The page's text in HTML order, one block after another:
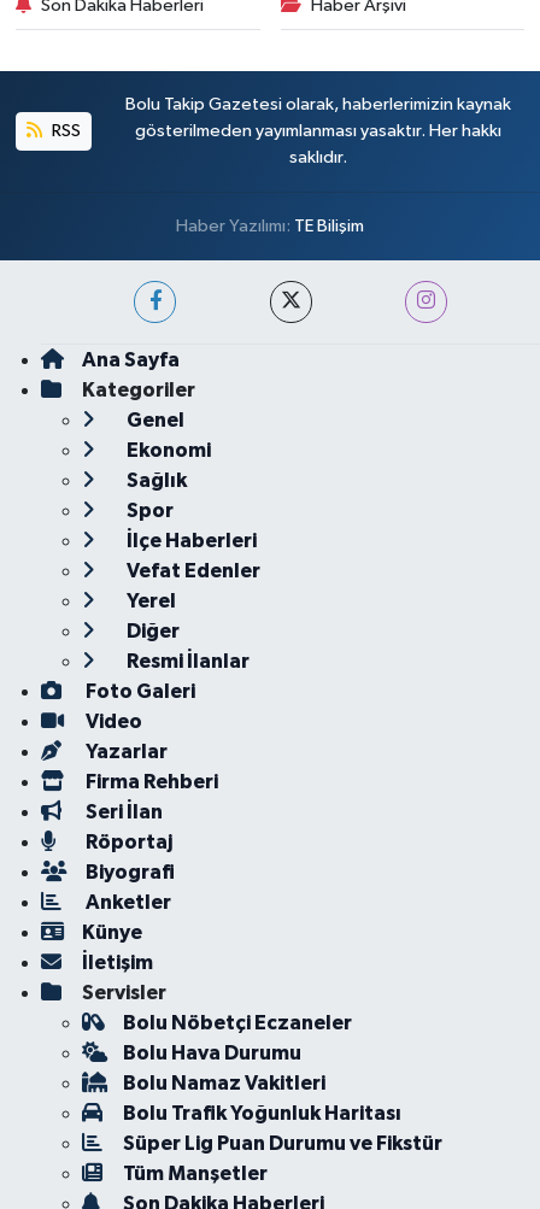
Son Dakika Haberleri Haber Arşivi
RSS
Bolu Takip Gazetesi olarak, haberlerimizin kaynak
gösterilmeden yayımlanması yasaktır. Her hakkı
saklıdır.
Haber Yazılımı: TE Bilişim
Ana Sayfa
Kategoriler
Genel
Ekonomi
Sağlık
Spor
İlçe Haberleri
Vefat Edenler
Yerel
Diğer
Resmi İlanlar
Foto Galeri
Video
Yazarlar
Firma Rehberi
Seri İlan
Röportaj
Biyografi
Anketler
Künye
İletişim
Servisler
Bolu Nöbetçi Eczaneler
Bolu Hava Durumu
Bolu Namaz Vakitleri
Bolu Trafik Yoğunluk Haritası
Süper Lig Puan Durumu ve Fikstür
Tüm Manşetler
Son Dakika Haberleri